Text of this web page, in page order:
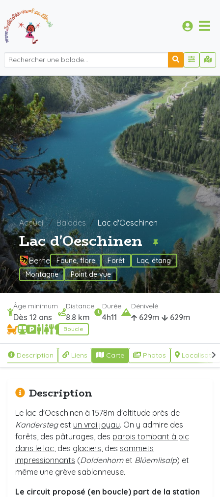
Accueil Balades Lac d'Oeschinen
Lac d'Oeschinen
Berne Faune, flore Forêt
Lac, étang
Montagne
Point de vue
Âge minimum
Dès 12 ans
Distance
8.8 km
Durée
4h11
Dénivelé
629m 629m
Boucle
Description Liens Carte Photos
Description
Le lac d'Oeschinen à 1578m d'altitude près de
Kanderstegest un vrai joyau. On y admire des
forêts, des pâturages, des parois tombant à pic
dans le lac , des glaciers , des sommets
impressionnants (Doldenhornet Blüemlisalp) et
même une grève sablonneuse.
Le circuit proposé (en boucle) part de la station